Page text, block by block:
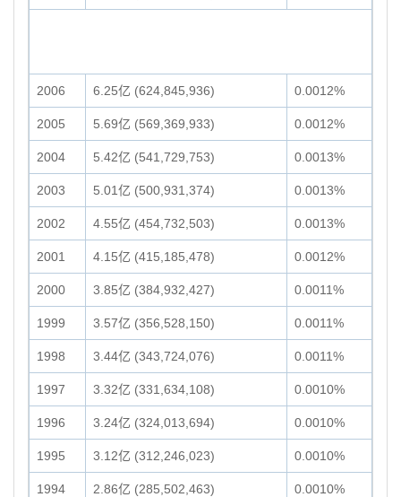
2006 6.25亿 (624,845,936) 0.0012%
2005 5.69亿 (569,369,933) 0.0012%
2004 5.42亿 (541,729,753) 0.0013%
2003 5.01亿 (500,931,374) 0.0013%
2002 4.55亿 (454,732,503) 0.0013%
2001 4.15亿 (415,185,478) 0.0012%
2000 3.85亿 (384,932,427) 0.0011%
1999 3.57亿 (356,528,150) 0.0011%
1998 3.44亿 (343,724,076) 0.0011%
1997 3.32亿 (331,634,108) 0.0010%
1996 3.24亿 (324,013,694) 0.0010%
1995 3.12亿 (312,246,023) 0.0010%
1994 2.86亿 (285,502,463) 0.0010%